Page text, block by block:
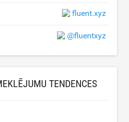
fluent.xyz
@fluentxyz
TENDENCES